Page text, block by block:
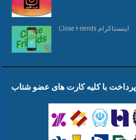
Close Friends اینستاگرام
پرداخت با کلیه کارت های عضو شتاب